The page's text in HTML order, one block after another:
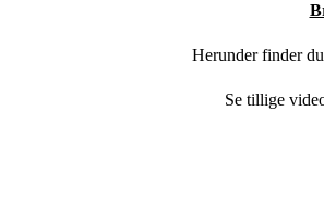
Herunder finder
Se tillige